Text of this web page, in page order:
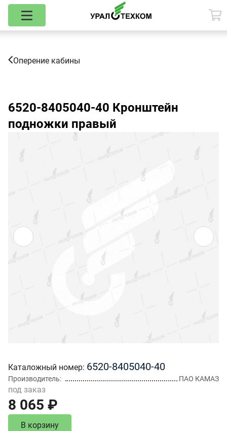
Оперение кабины
6520-8405040-40 Кронштейн
подножки правый
Каталожный номер 6520-8405040-40
Производитель ПАО КАМАЗ
под заказ
8 065 ₽
В корзину